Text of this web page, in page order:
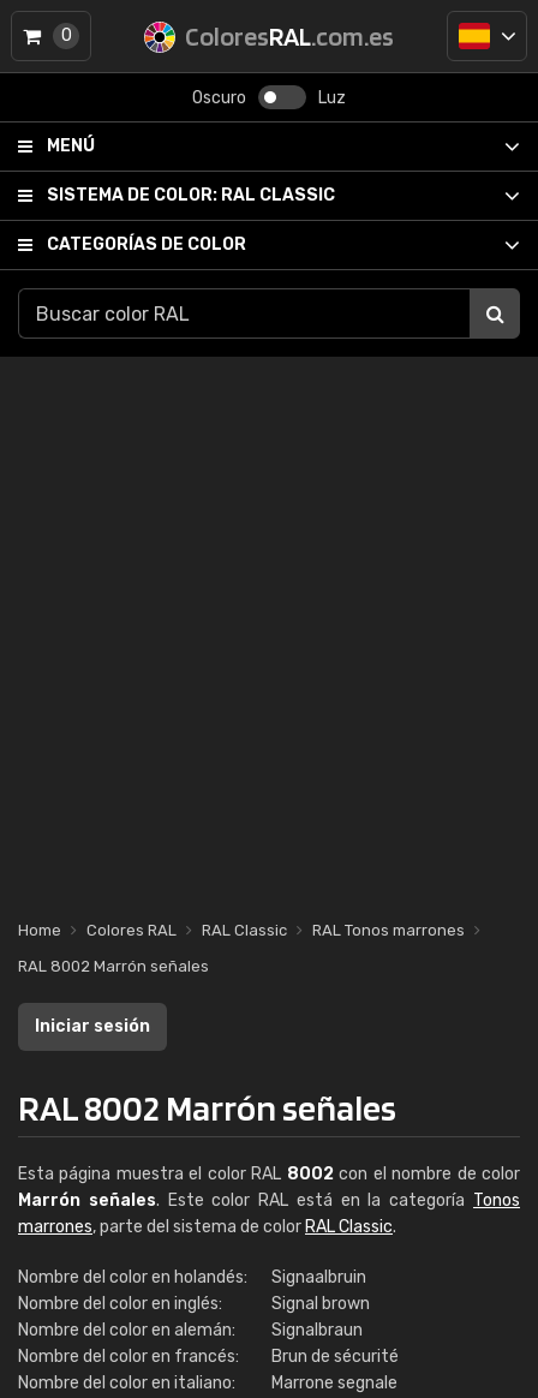
ColoresRAL.com.es
Oscuro Luz
MENÚ
SISTEMA DE COLOR: RAL CLASSIC
CATEGORÍAS DE COLOR
0
Home Colores RAL RAL Classic
RAL Tonos marrones
RAL 8002 Marrón señales
Iniciar sesión
RAL 8002 Marrón señales
Esta página muestra el color RAL 8002con el nombre de color
Marrón señales. Este color RAL está en la categoría Tonos
marrones, parte del sistema de color RAL Classic.
Nombre del color en holandés:
Signaalbruin
Nombre del color en inglés:
Signal brown
Nombre del color en alemán:
Signalbraun
Nombre del color en francés:
Brun de sécurité
Nombre del color en italiano:
Marrone segnale